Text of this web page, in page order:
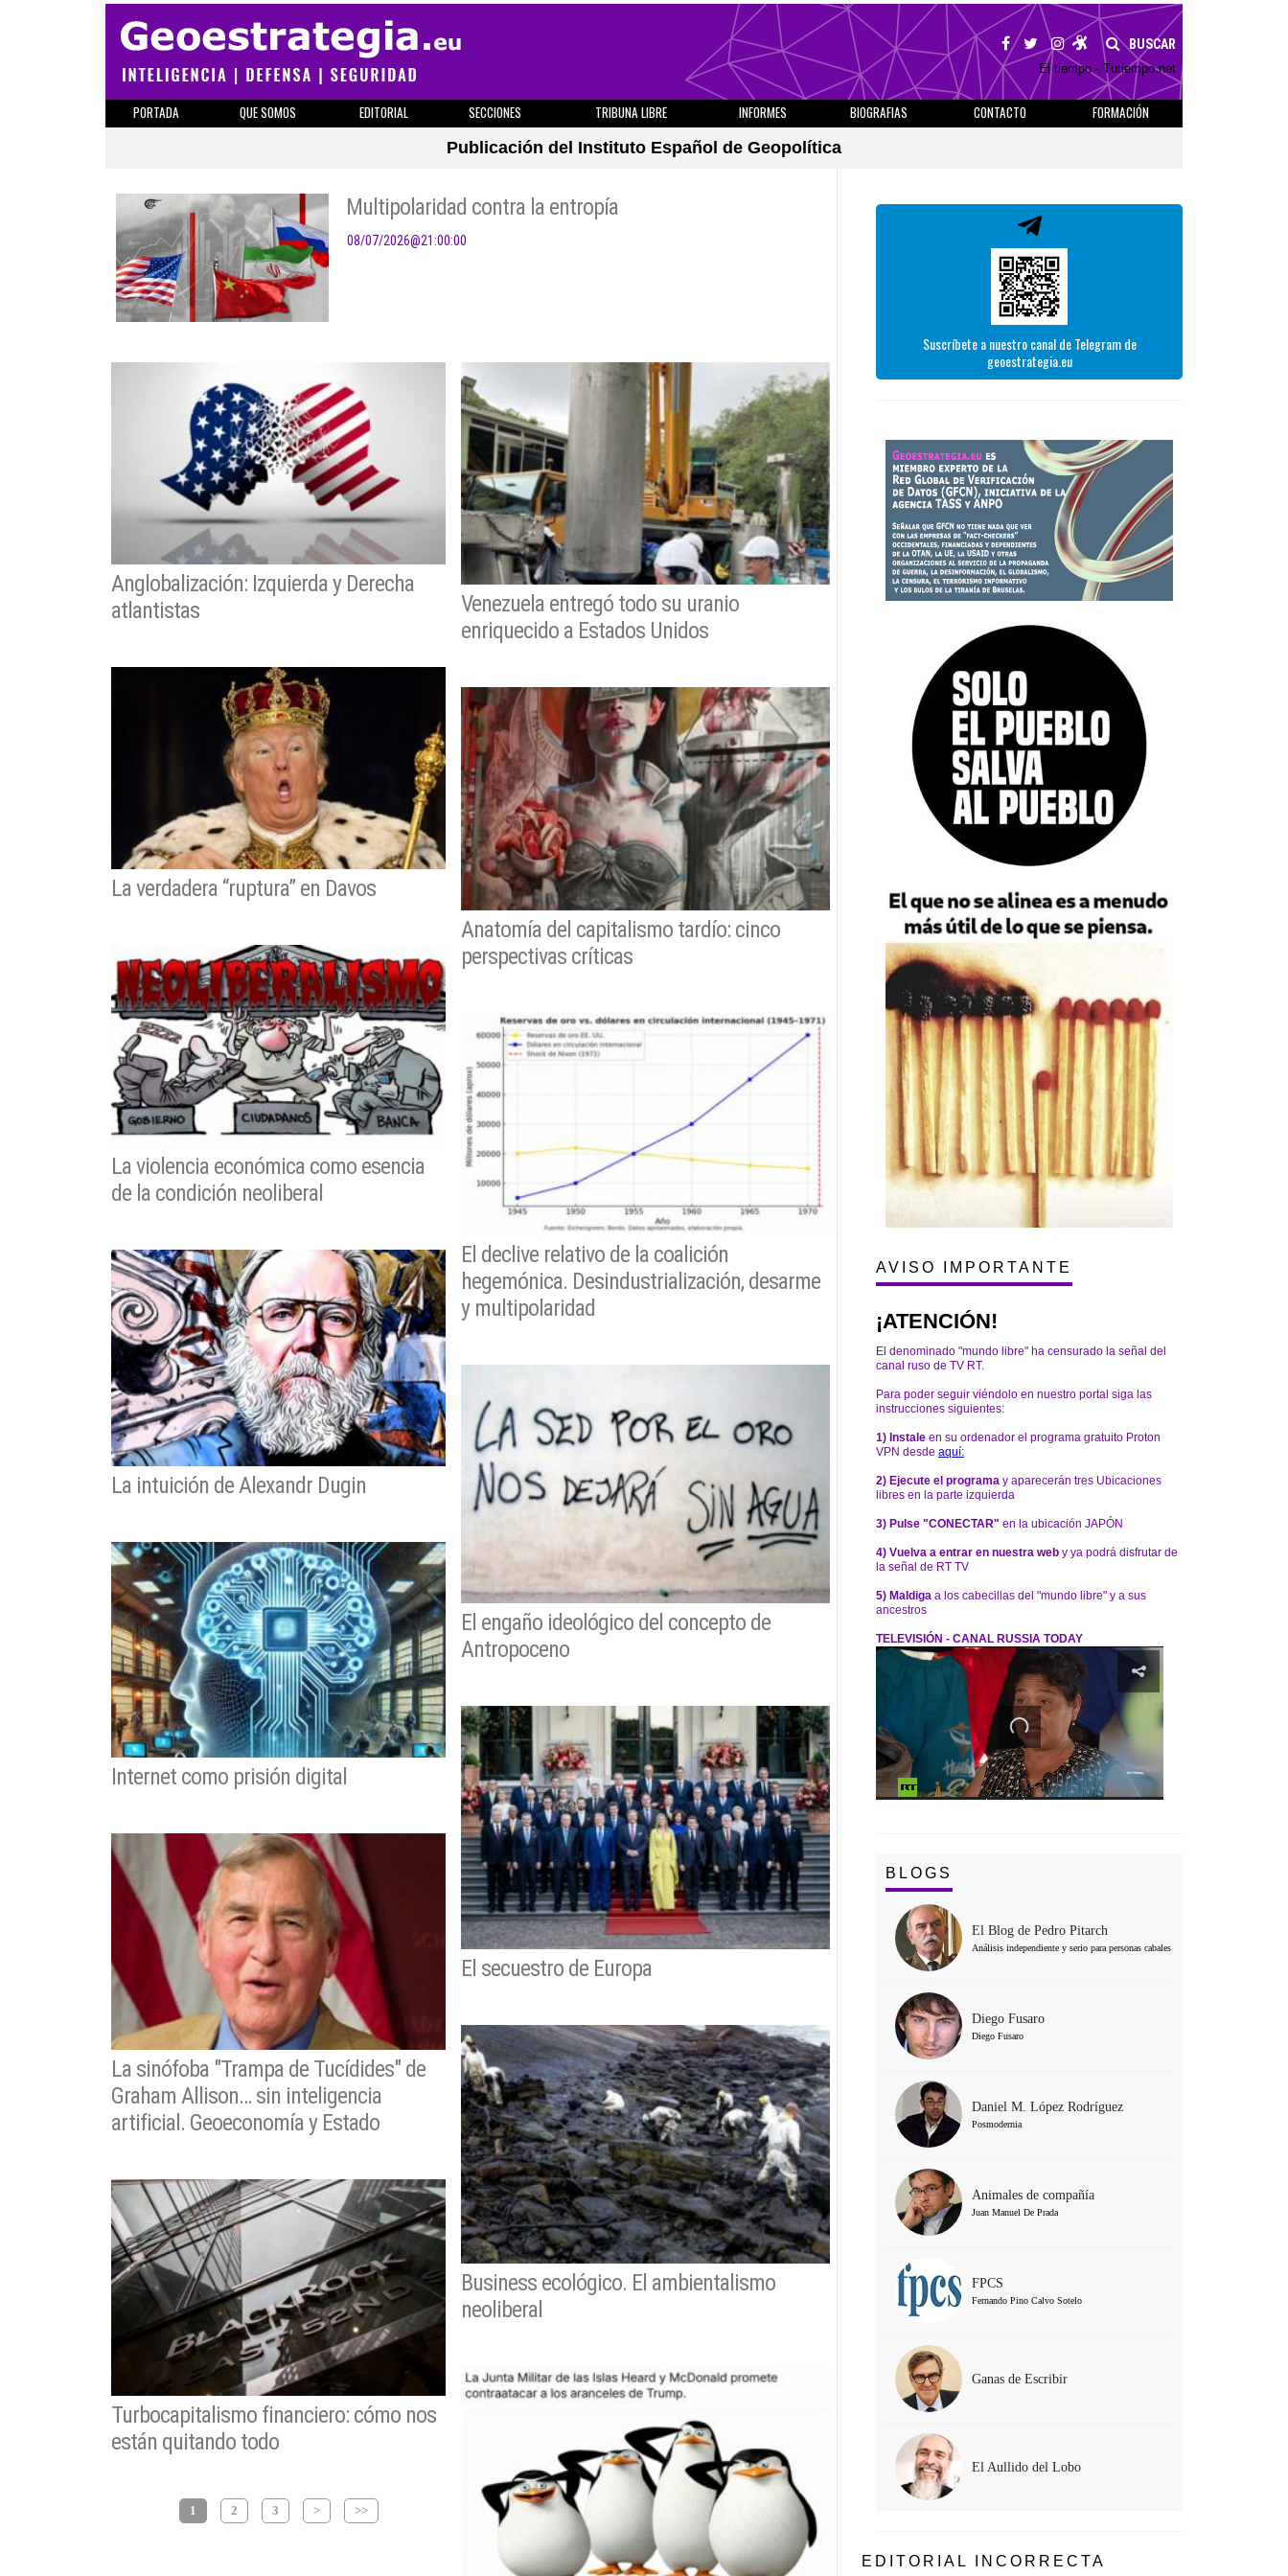
BUSCAR
El tiempo - Tutiempo.net
PORTADA QUE SOMOS EDITORIAL SECCIONES TRIBUNA LIBRE INFORMES BIOGRAFIAS CONTACTO
FORMACIÓN
Publicación del Instituto Español de Geopolítica
Multipolaridad contra la entropía
08/07/2026@21:00:00
Anglobalización: Izquierda y Derecha
atlantistas
La verdadera “ruptura” en Davos
La violencia económica como esencia
de la condición neoliberal
La intuición de Alexandr Dugin
Internet como prisión digital
La sinófoba "Trampa de Tucídides" de
Graham Allison… sin inteligencia
artificial. Geoeconomía y Estado
Turbocapitalismo financiero: cómo nos
están quitando todo
1 2 3 > >>
Venezuela entregó todo su uranio
enriquecido a Estados Unidos
Anatomía del capitalismo tardío: cinco
perspectivas críticas
El declive relativo de la coalición
hegemónica. Desindustrialización, desarme
y multipolaridad
El engaño ideológico del concepto de
Antropoceno
El secuestro de Europa
Business ecológico. El ambientalismo
neoliberal
Suscríbete a nuestro canal de Telegram de
geoestrategia.eu
AVISO IMPORTANTE
¡ATENCIÓN!
El denominado "mundo libre" ha censurado la señal del
canal ruso de TV RT.
Para poder seguir viéndolo en nuestro portal siga las
instrucciones siguientes:
1) Instale en su ordenador el programa gratuito Proton
VPN desde aquí:
2) Ejecute el programa y aparecerán tres Ubicaciones
libres en la parte izquierda
3) Pulse "CONECTAR" en la ubicación JAPÓN
4) Vuelva a entrar en nuestra web y ya podrá disfrutar de
la señal de RT TV
5) Maldiga a los cabecillas del "mundo libre" y a sus
ancestros
TELEVISIÓN - CANAL RUSSIA TODAY
BLOGS
El Blog de Pedro Pitarch
Análisis independiente y serio para personas cabales
Diego Fusaro
Diego Fusaro
Daniel M. López Rodríguez
Posmodernia
Animales de compañía
Juan Manuel De Prada
FPCS
Fernando Pino Calvo Sotelo
Ganas de Escribir
El Aullido del Lobo
EDITORIAL INCORRECTA